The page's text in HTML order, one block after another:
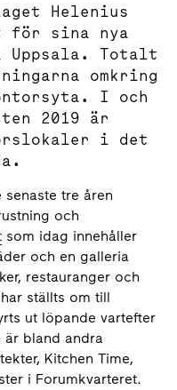
Helenius
för sina nya
Totalt
omkring
I och
2019 är
i det
tre åren
och
som idag innehåller
och en galleria
restauranger och
ställts om till
ut löpande vartefter
bland andra
Kitchen Time,
i Forumkvarteret.